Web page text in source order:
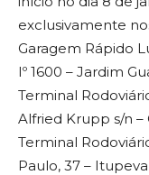
exclusivamente
Garagem Rápido
Iº 1600 – Jardim
Terminal
Alfried Krupp s/n –
Terminal
Paulo, 37 – Itupeva